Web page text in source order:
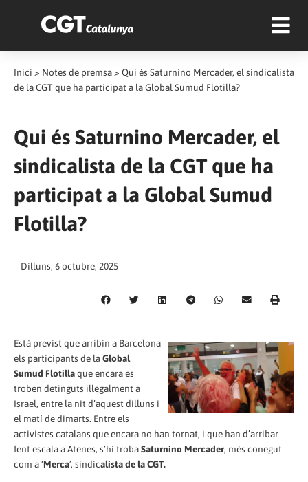
Inici > Notes de premsa> Qui és Saturnino Mercader, el sindicalista
de la CGT que ha participat a la Global Sumud Flotilla?
Qui és Saturnino Mercader, el
sindicalista de la CGT que ha
participat a la Global Sumud
Flotilla?
Dilluns, 6 octubre, 2025
Està previst que arribin a Barcelona
els participants de laGlobal
Sumud Flotillaque encara es
troben detinguts il·legalment a
Israel, entre la nit d’aquest dilluns i
el matí de dimarts. Entre els
activistes catalans que encara no han tornat, i que han d’arribar
fent escala a Atenes, s’hi trobaSaturnino Mercader, més conegut
com a ‘Merca’, sindicalista de la CGT.